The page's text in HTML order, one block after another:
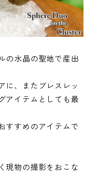
の水晶の聖地で産出
に、またブレスレッ
アイテムとしても最
すすめのアイテムで
現物の撮影をおこな